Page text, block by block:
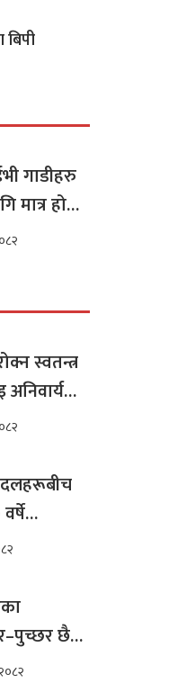
गाडीहरु
मात्र हो
स्वतन्त्र
सुधार
छैन,
हुन्छ :